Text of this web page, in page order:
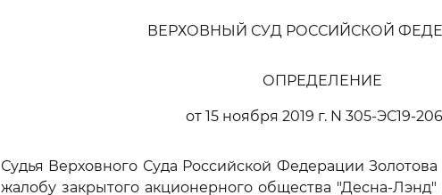
ВЕРХОВНЫЙ СУД РОССИЙСКОЙ
ОПРЕДЕЛЕНИЕ
от 15 ноября 2019 г. N 305-ЭС19-
Судья Верховного Суда Российской Федерации
жалобу закрытого акционерного общества "Десна-